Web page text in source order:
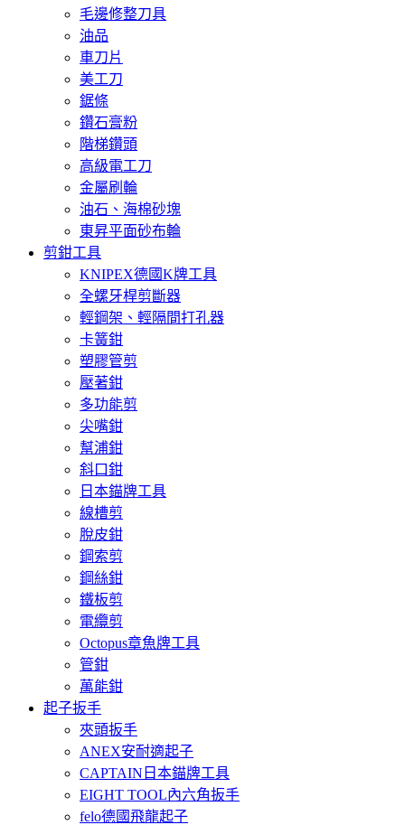
毛邊修整刀具
油品
車刀片
美工刀
鋸條
鑽石膏粉
階梯鑽頭
高級電工刀
金屬刷輪
油石、海棉砂塊
東昇平面砂布輪
剪鉗工具
KNIPEX德國K牌工具
全螺牙桿剪斷器
輕鋼架、輕隔間打孔器
卡簧鉗
塑膠管剪
壓著鉗
多功能剪
尖嘴鉗
幫浦鉗
斜口鉗
日本錨牌工具
線槽剪
脫皮鉗
鋼索剪
鋼絲鉗
鐵板剪
電纜剪
Octopus章魚牌工具
管鉗
萬能鉗
起子扳手
夾頭扳手
ANEX安耐適起子
CAPTAIN日本錨牌工具
EIGHT TOOL內六角扳手
felo德國飛龍起子